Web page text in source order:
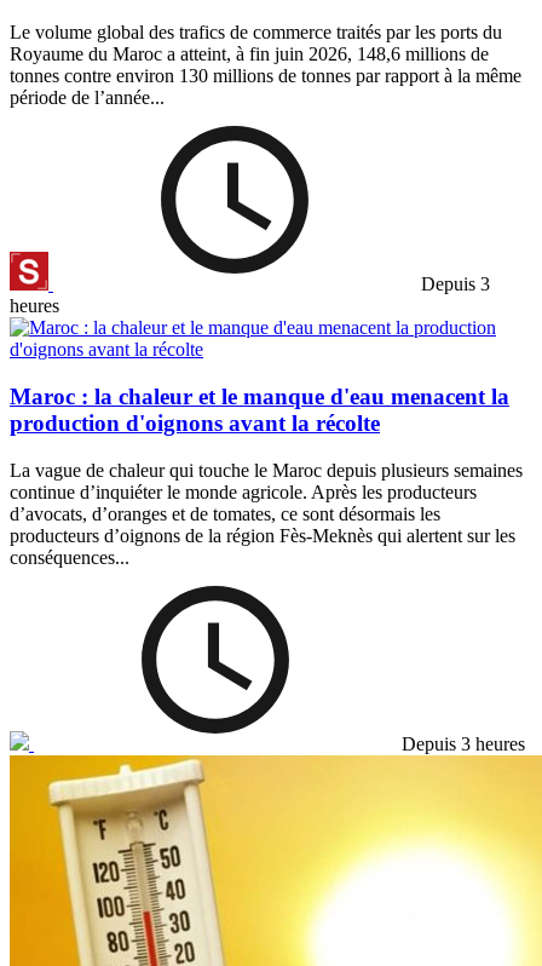
Le volume global des trafics de commerce traités par les ports du
Royaume du Maroc a atteint, à fin juin 2026, 148,6 millions de
tonnes contre environ 130 millions de tonnes par rapport à la même
période de l’année...
Depuis 3
heures
Maroc : la chaleur et le manque d'eau menacent la
production d'oignons avant la récolte
La vague de chaleur qui touche le Maroc depuis plusieurs semaines
continue d’inquiéter le monde agricole. Après les producteurs
d’avocats, d’oranges et de tomates, ce sont désormais les
producteurs d’oignons de la région Fès-Meknès qui alertent sur les
conséquences...
Depuis 3 heures